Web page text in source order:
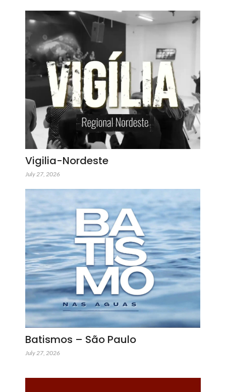
Vigilia-Nordeste
July 27, 2026
Batismos – São Paulo
July 27, 2026